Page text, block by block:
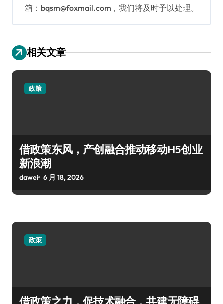
箱：bqsm@foxmail.com，我们将及时予以处理。
相关文章
政策
借政策东风，产创融合推动移动H5创业
新浪潮
dawei 6 月 18, 2026
政策
借政策之力，促技术融合，共建无障碍